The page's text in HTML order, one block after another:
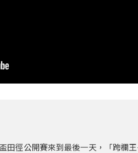
田徑公開賽來到最後一天，「跨欄